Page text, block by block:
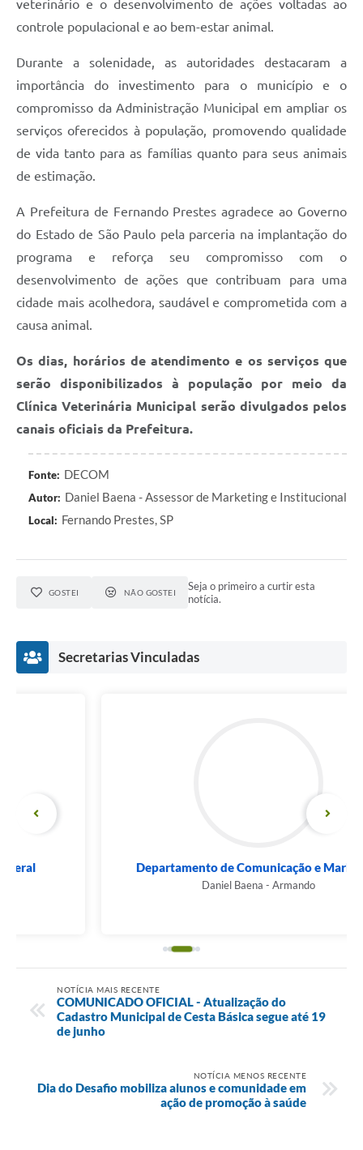
veterinário e o desenvolvimento de ações voltadas ao
controle populacional e ao bem-estar animal.
Durante a solenidade, as autoridades destacaram a
importância do investimento para o município e o
compromisso da Administração Municipal em ampliar os
serviços oferecidos à população, promovendo qualidade
de vida tanto para as famílias quanto para seus animais
de estimação.
A Prefeitura de Fernando Prestes agradece ao Governo
do Estado de São Paulo pela parceria na implantação do
programa e reforça seu compromisso com o
desenvolvimento de ações que contribuam para uma
cidade mais acolhedora, saudável e comprometida com a
causa animal.
Os dias, horários de atendimento e os serviços que
serão disponibilizados à população por meio da
Clínica Veterinária Municipal serão divulgados pelos
canais oficiais da Prefeitura.
Fonte: DECOM
Autor: Daniel Baena - Assessor de Marketing e Institucional
Local: Fernando Prestes, SP
GOSTEI NÃO GOSTEI
Seja o primeiro a curtir esta
notícia.
Secretarias Vinculadas
Departamento de Comunicação e Marketing
Daniel Baena - Armando
NOTÍCIA MAIS RECENTE
COMUNICADO OFICIAL - Atualização do
Cadastro Municipal de Cesta Básica segue até 19
de junho
NOTÍCIA MENOS RECENTE
Dia do Desafio mobiliza alunos e comunidade em
ação de promoção à saúde